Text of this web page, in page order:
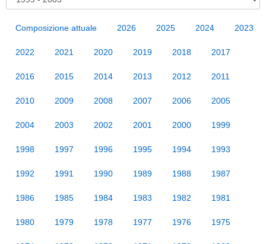
Composizione attuale 2026 2025 2024 2023
2022 2021 2020 2019 2018 2017
2016 2015 2014 2013 2012 2011
2010 2009 2008 2007 2006 2005
2004 2003 2002 2001 2000 1999
1998 1997 1996 1995 1994 1993
1992 1991 1990 1989 1988 1987
1986 1985 1984 1983 1982 1981
1980 1979 1978 1977 1976 1975